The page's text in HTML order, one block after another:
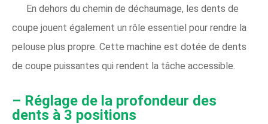
En dehors du chemin de déchaumage, les dents de
coupe jouent également un rôle essentiel pour rendre la
pelouse plus propre. Cette machine est dotée de dents
de coupe puissantes qui rendent la tâche accessible.
– Réglage de la profondeur des
dents à 3 positions